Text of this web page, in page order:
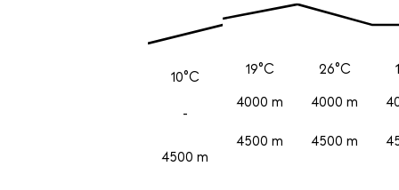
10°C
-
4500 m
19°C
4000 m
4500 m
26°C
4000 m
4500 m